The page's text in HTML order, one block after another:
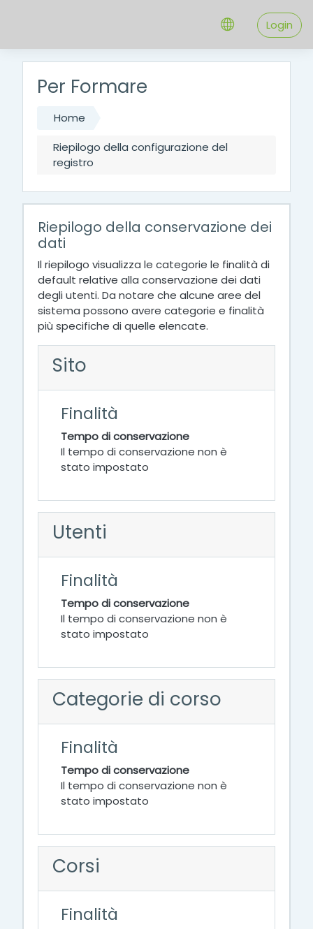
Login
Per Formare
Home
Riepilogo della configurazione del
registro
Riepilogo della conservazione dei
dati
Il riepilogo visualizza le categorie le finalità di
default relative alla conservazione dei dati
degli utenti. Da notare che alcune aree del
sistema possono avere categorie e finalità
più specifiche di quelle elencate.
Sito
Finalità
Tempo di conservazione
Il tempo di conservazione non è
stato impostato
Utenti
Finalità
Tempo di conservazione
Il tempo di conservazione non è
stato impostato
Categorie di corso
Finalità
Tempo di conservazione
Il tempo di conservazione non è
stato impostato
Corsi
Finalità